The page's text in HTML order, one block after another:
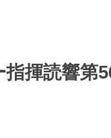
揮読響第